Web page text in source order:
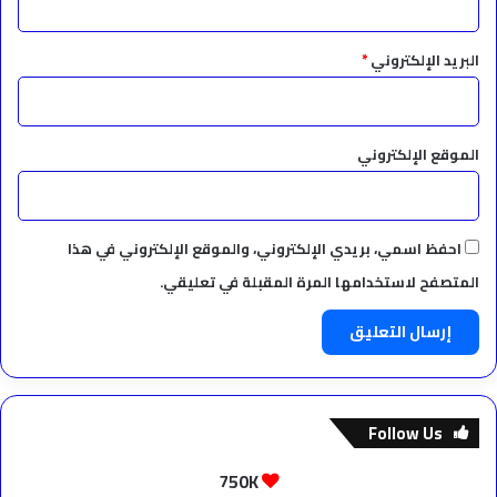
البريد الإلكتروني*
الموقع الإلكتروني
احفظ اسمي، بريدي الإلكتروني، والموقع الإلكتروني في هذا
المتصفح لاستخدامها المرة المقبلة في تعليقي.
Follow Us
750K